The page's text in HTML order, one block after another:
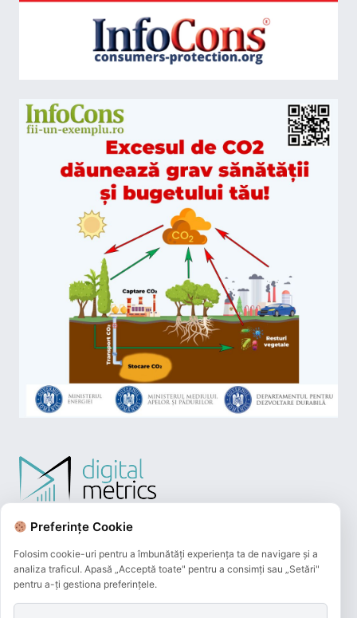
Preferințe Cookie
Folosim cookie-uri pentru a îmbunătăți experiența ta de navigare și a
analiza traficul. Apasă „Acceptă toate" pentru a consimți sau „Setări"
pentru a-ți gestiona preferințele.